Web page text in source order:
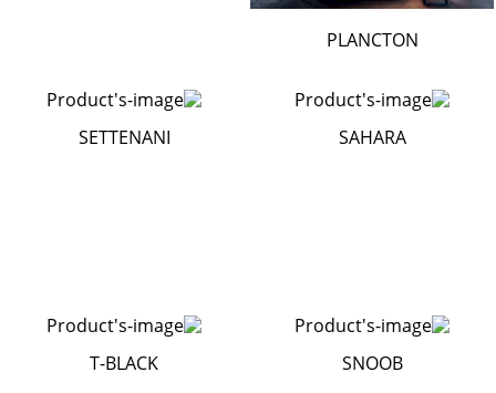
PLANCTON
SAHARA
SETTENANI
SNOOB
T-BLACK